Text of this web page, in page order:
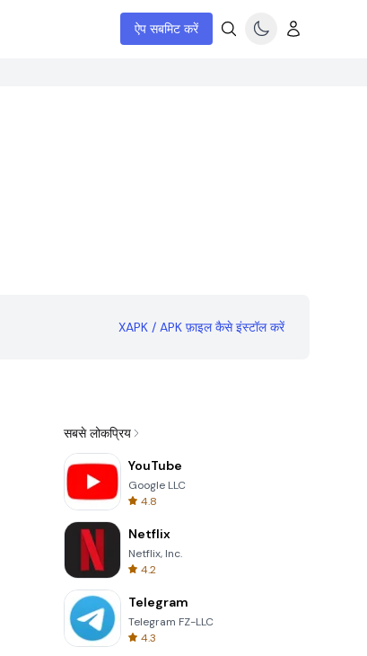
ऐप सबमिट करें
XAPK / APK फ़ाइल कैसे इंस्टॉल करें
सबसे लोकप्रिय
YouTube
Google LLC
4.8
Netflix
Netflix, Inc.
4.2
Telegram
Telegram FZ-LLC
4.3